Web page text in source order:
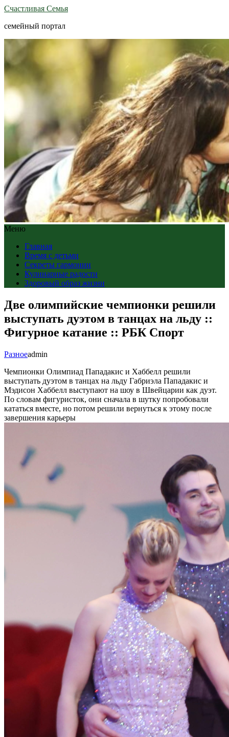
Счастливая Семья
семейный портал
Меню
Главная
Время с детьми
Секреты гармонии
Кулинарные радости
Здоровый образ жизни
Две олимпийские чемпионки решили
выступать дуэтом в танцах на льду ::
Фигурное катание :: РБК Спорт
Разноеadmin
Чемпионки Олимпиад Пападакис и Хаббелл решили
выступать дуэтом в танцах на льду Габриэла Пападакис и
Мэдисон Хаббелл выступают на шоу в Швейцарии как дуэт.
По словам фигуристок, они сначала в шутку попробовали
кататься вместе, но потом решили вернуться к этому после
завершения карьеры